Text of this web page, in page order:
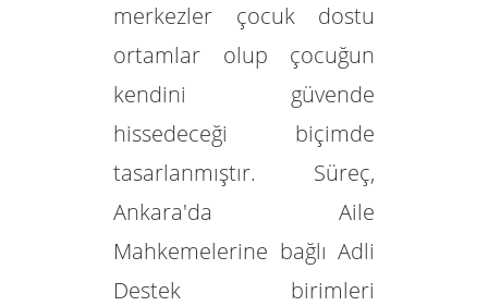
merkezler çocuk dostu
ortamlar olup çocuğun
kendini güvende
hissedeceği biçimde
tasarlanmıştır. Süreç,
Ankara'da Aile
Mahkemelerine bağlı Adli
Destek birimleri